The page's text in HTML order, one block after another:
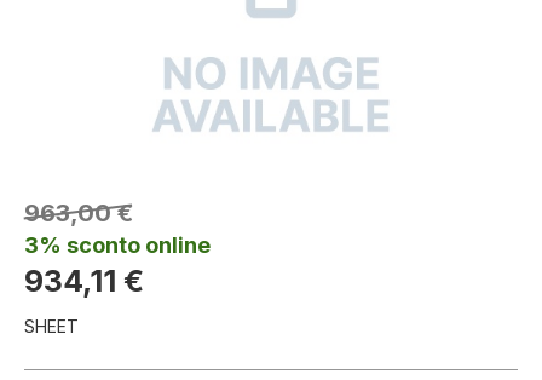
963,00 €
3% sconto online
934,11 €
SHEET